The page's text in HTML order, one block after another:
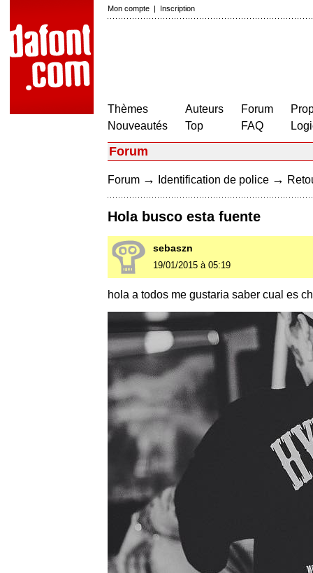
Mon compte | Inscription
Thèmes
Nouveautés
Auteurs
Top
Forum
FAQ
Forum
Forum → Identification de police →
Hola busco esta fuente
sebaszn
19/01/2015 à 05:19
hola a todos me gustaria saber cual es